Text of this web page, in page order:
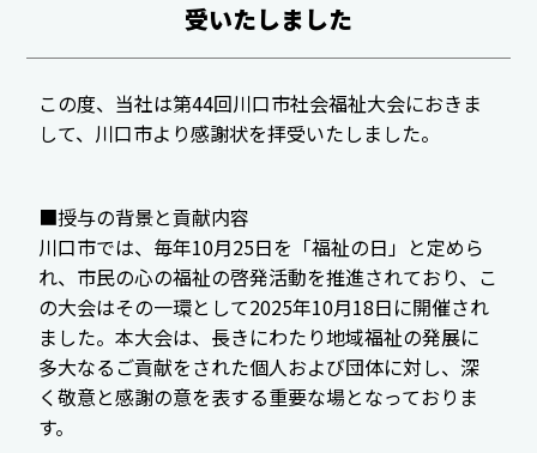
受いたしました
この度、当社は第44回川口市社会福祉大会におきま
して、川口市より感謝状を拝受いたしました。
■授与の背景と貢献内容
川口市では、毎年10月25日を「福祉の日」と定めら
れ、市民の心の福祉の啓発活動を推進されており、こ
の大会はその一環として2025年10月18日に開催され
ました。本大会は、長きにわたり地域福祉の発展に
多大なるご貢献をされた個人および団体に対し、深
く敬意と感謝の意を表する重要な場となっておりま
す。